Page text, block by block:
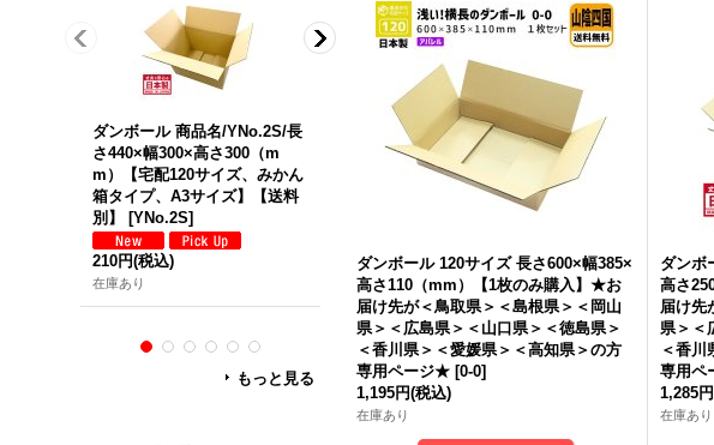
ダンボール 商品名/YNo.2S/長
さ440×幅300×高さ300（m
m）【宅配120サイズ、みかん
箱タイプ、A3サイズ】【送料
別】
[YNo.2S]
210円(税込)
在庫あり
ダンボール 商品名/Y No.2W/
長さ440mm×幅300×高さ300
（mm）【宅配120サイズ、海
外発送用・重量物発送用、ダ
ブルカートン（K5/W）、厚さ
370円(税込)
在庫あり
長さ390×幅270×高
m）【宅配100サイ
送用・重量物発送用
カートン（K5/W）
m】【送料別】
Y
310円
在庫あり
もっと見る
ダンボール 120サイズ 長さ600×幅385×
高さ110（mm）【1枚のみ購入】★お
届け先が＜鳥取県＞＜島根県＞＜岡山
県＞＜広島県＞＜山口県＞＜徳島県＞
＜香川県＞＜愛媛県＞＜高知県＞の方
専用ページ★ [0-0]
1,195円(税込)
在庫あり
ダンボ
高さ
届け先
県＞＜
＜香川
専用
1,285円
在庫あり